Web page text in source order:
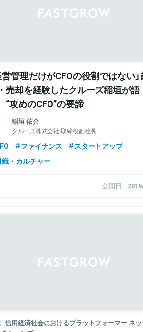
営管理だけがCFOの役割ではない」
売却を経験したクルーズ稲垣が語
“攻めのCFO”の要諦
稲垣 佑介
クルーズ株式会社 取締役副社長
ファイナンス
スタートアップ
織・カルチャー
公開日
信用経済社会におけるプラットフォーマー ネ